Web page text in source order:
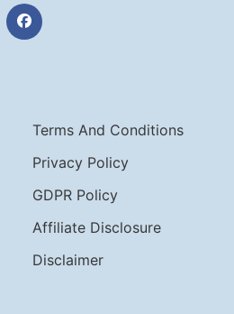
Terms And Conditions
Privacy Policy
GDPR Policy
Affiliate Disclosure
Disclaimer